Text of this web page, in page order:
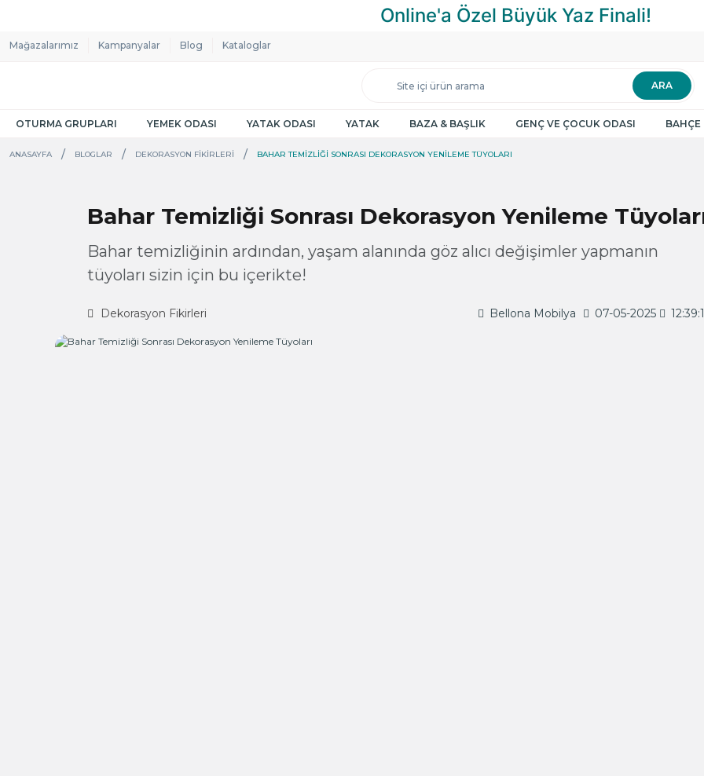
Mağazalarımız Kampanyalar Blog Kataloglar
ARA
OTURMA GRUPLARI YEMEK ODASI YATAK ODASI YATAK BAZA & BAŞLIK GENÇ VE ÇOCUK ODASI BAHÇE
ANASAYFA BLOGLAR DEKORASYON FIKIRLERI BAHAR TEMIZLIĞI SONRASI DEKORASYON YENILEME TÜYOLARI
Bahar Temizliği Sonrası Dekorasyon Yenileme
Bahar temizliğinin ardından, yaşam alanında göz alıcı değişimler yapmanın
tüyoları sizin için bu içerikte!
Dekorasyon Fikirleri Bellona Mobilya 07-05-2025